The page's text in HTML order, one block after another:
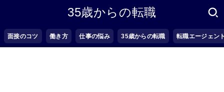
35歳からの転職
面接のコツ 働き方 仕事の悩み 35歳からの転職 転職エージェン